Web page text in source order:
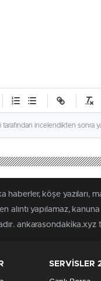
tarafından incelendikten sonra
haberler, köşe
alıntı yapılamaz,
SERVİSLER